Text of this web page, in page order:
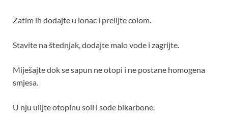
Zatim ih dodajte u lonac i prelijte colom.
Stavite na štednjak, dodajte malo vode i zagrijte.
Miješajte dok se sapun ne otopi i ne postane homogena
smjesa.
U nju ulijte otopinu soli i sode bikarbone.